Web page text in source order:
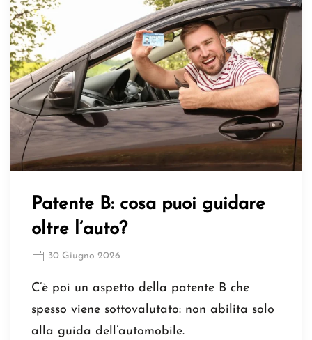
Patente B: cosa puoi guidare
oltre l’auto?
30 Giugno 2026
C’è poi un aspetto della patente B che
spesso viene sottovalutato: non abilita solo
alla guida dell’automobile.